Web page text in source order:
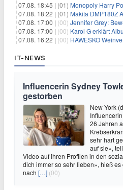
07.08. 18:45 | (01) Monopoly Harry
07.08. 18:22 | (01) Makita DMP180Z
07.08. 17:00 | (00) Jennifer Grey: Bewegendes
07.08. 17:00 | (00) Karol G erklärt Album-
07.08. 16:22 | (00) HAWESKO Weinversand:
IT-NEWS
Influencerin Sydney
gestorben
New York
26 Jahren
sehr hart
auf sie»,
Video auf ihren Profilen in den
dich immer so sehr lieben», hieß
nach […] (00)